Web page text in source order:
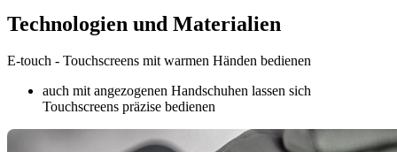
Technologien und Materialien
E-touch - Touchscreens mit warmen Händen bedienen
auch mit angezogenen Handschuhen lassen sich
Touchscreens präzise bedienen